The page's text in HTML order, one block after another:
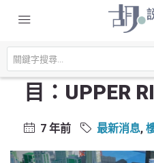
主頁 【英國樓盤】
【英國樓盤】
目：UPPER
7 年前 最新消息,